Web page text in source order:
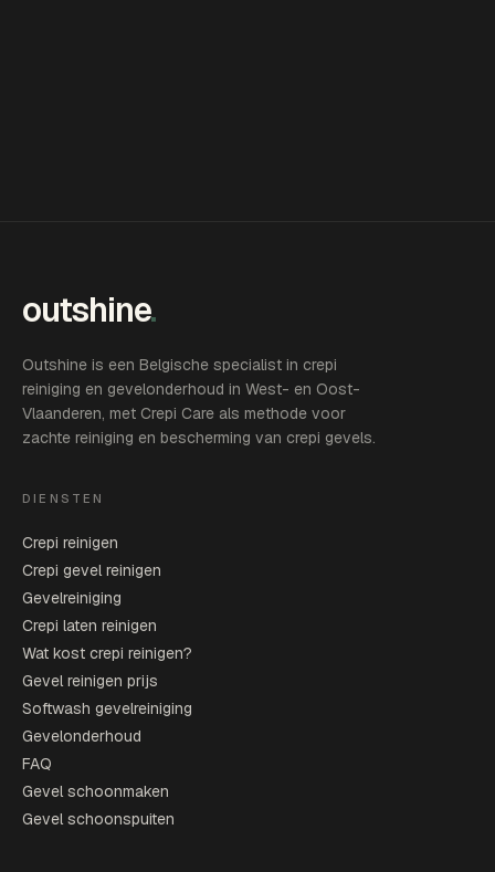
outshine.
Outshine is een Belgische specialist in crepi
reiniging en gevelonderhoud in West- en Oost-
Vlaanderen, met Crepi Care als methode voor
zachte reiniging en bescherming van crepi gevels.
DIENSTEN
Crepi reinigen
Crepi gevel reinigen
Gevelreiniging
Crepi laten reinigen
Wat kost crepi reinigen?
Gevel reinigen prijs
Softwash gevelreiniging
Gevelonderhoud
FAQ
Gevel schoonmaken
Gevel schoonspuiten